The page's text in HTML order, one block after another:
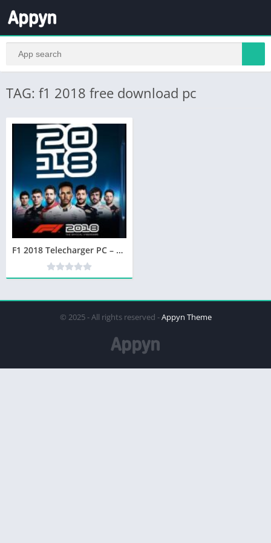
TAG: f1 2018 free download pc
F1 2018 Telecharger PC – Version Complete – Jeu
© 2025 - All rights reserved -Appyn Theme